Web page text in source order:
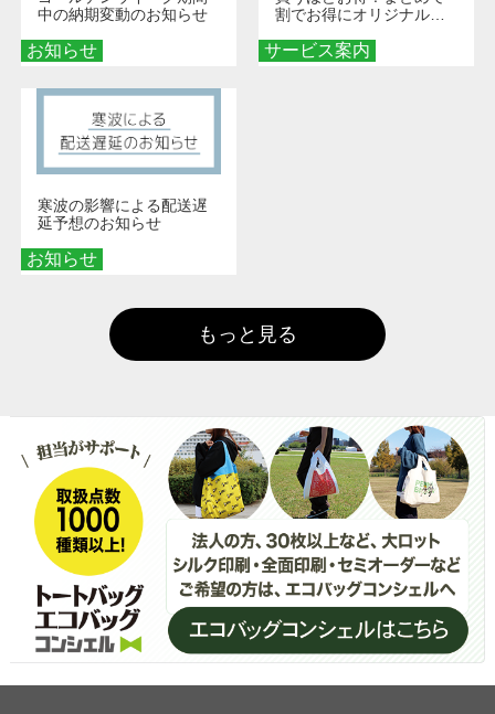
お知らせ
中の納期変動のお知らせ
サービス案内
割でお得にオリジナルグ
お知らせ
寒波の影響による配送遅
延予想のお知らせ
もっと見る